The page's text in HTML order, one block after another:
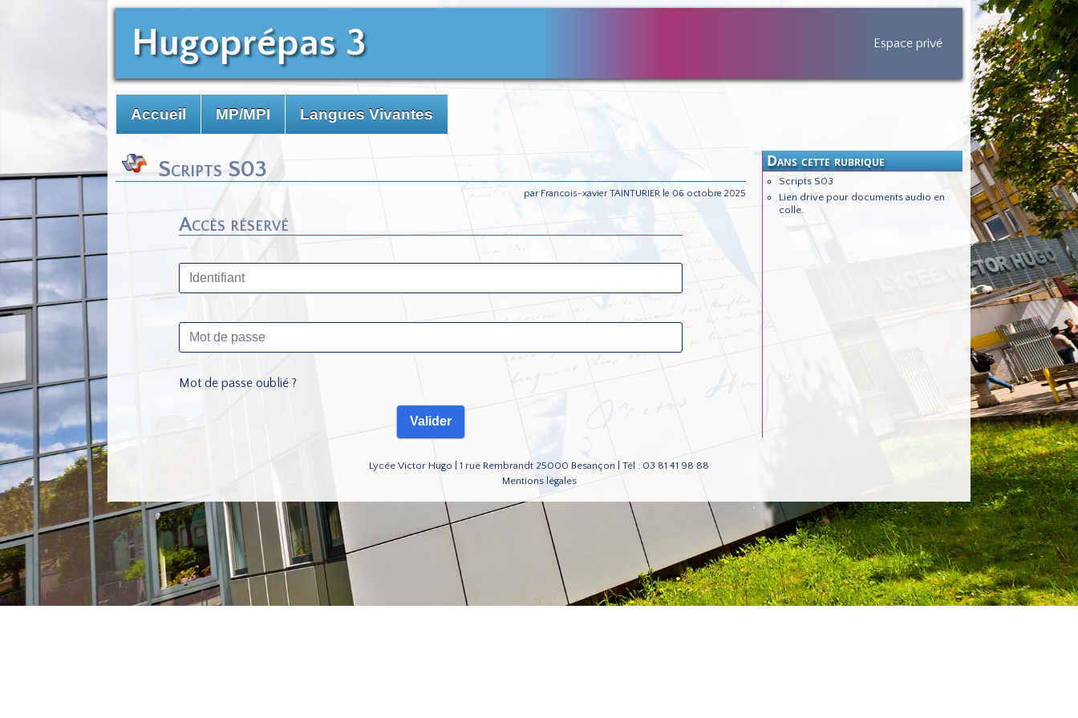
Hugoprépas 3 Espace privé
Accueil MP/MPI Langues Vivantes
Dans cette rubrique
Scripts S03
Lien drive pour documents audio en
colle.
Scripts S03
par Francois-xavier TAINTURIER le 06 octobre 2025
Accès réservé
Mot de passe oublié ?
Lycée Victor Hugo | 1 rue Rembrandt 25000 Besançon | Tél : 03 81 41 98 88
Mentions légales